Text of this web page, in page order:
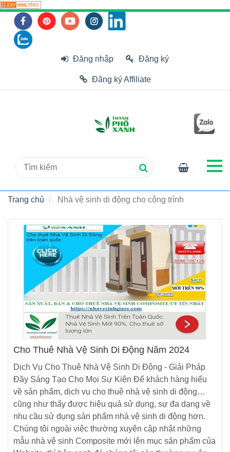
Đăng nhập Đăng ký
Đăng ký Affiliate
Trang chủ Nhà vệ sinh di động cho công trình
Cho Thuê Nhà Vệ Sinh Di Động Năm 2024
Dịch Vụ Cho Thuê Nhà Vệ Sinh Di Động - Giải Pháp
Đầy Sáng Tạo Cho Mọi Sự Kiện Để khách hàng hiểu
về sản phẩm, dịch vụ cho thuê nhà vệ sinh di động…
cũng như thấy được hiệu quả sử dụng, sự đa dạng về
nhu cầu sử dụng sản phẩm nhà vệ sinh di động hơn.
Chúng tôi ngoài việc thường xuyên cập nhật những
mẫu nhà vệ sinh Composite mới lên mục sản phẩm của